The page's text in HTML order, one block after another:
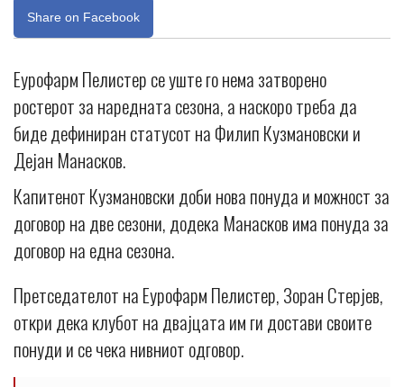
Share on Facebook
Еурофарм Пелистер се уште го нема затворено
ростерот за наредната сезона, а наскоро треба да
биде дефиниран статусот на Филип Кузмановски и
Дејан Манасков.
Капитенот Кузмановски доби нова понуда и можност за
договор на две сезони, додека Манасков има понуда за
договор на една сезона.
Претседателот на Еурофарм Пелистер, Зоран Стерјев,
откри дека клубот на двајцата им ги достави своите
понуди и се чека нивниот одговор.